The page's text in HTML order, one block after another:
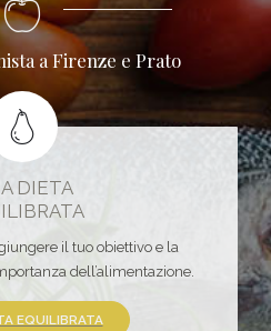
a Firenze e Prato
DIETA
il tuo obiettivo e la
dell’alimentazione.
EQUILIBRATA